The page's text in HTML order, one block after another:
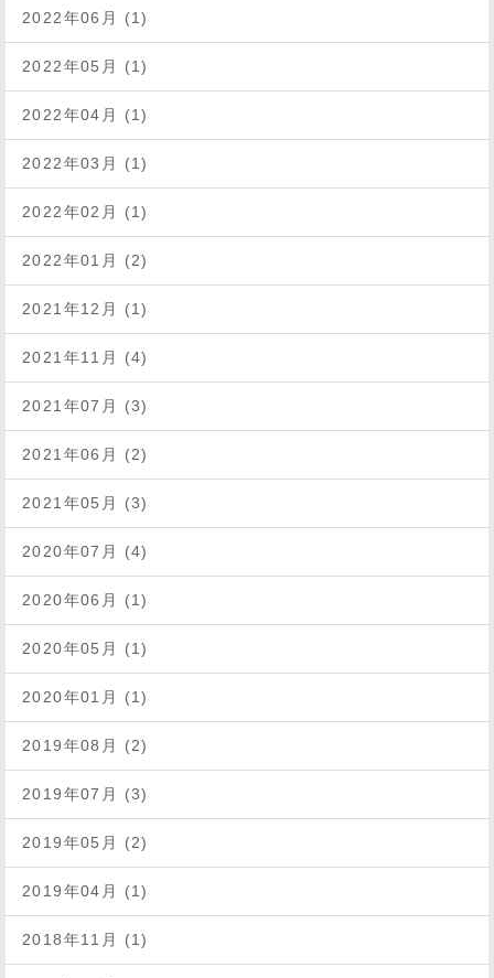
2022年06月 (1)
2022年05月 (1)
2022年04月 (1)
2022年03月 (1)
2022年02月 (1)
2022年01月 (2)
2021年12月 (1)
2021年11月 (4)
2021年07月 (3)
2021年06月 (2)
2021年05月 (3)
2020年07月 (4)
2020年06月 (1)
2020年05月 (1)
2020年01月 (1)
2019年08月 (2)
2019年07月 (3)
2019年05月 (2)
2019年04月 (1)
2018年11月 (1)